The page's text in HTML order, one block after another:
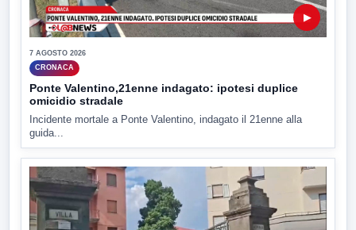
▶
7 AGOSTO 2026
CRONACA
Ponte Valentino,21enne indagato: ipotesi duplice
omicidio stradale
Incidente mortale a Ponte Valentino, indagato il 21enne alla
guida...